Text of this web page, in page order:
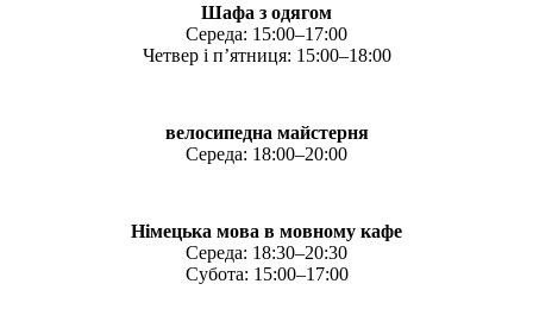
Шафа з одягом
Середа: 15:00–17:00
Четвер і п’ятниця: 15:00–18:00
велосипедна майстерня
Середа: 18:00–20:00
Німецька мова в мовному кафе
Середа: 18:30–20:30
Субота: 15:00–17:00